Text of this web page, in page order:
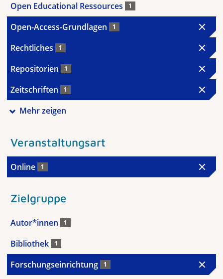
Open Educational Ressources 1
Open-Access-Grundlagen 1
Rechtliches 1
Repositorien 1
Zeitschriften 1
Mehr zeigen
Veranstaltungsart
Online 1
Zielgruppe
Autor*innen 1
Bibliothek 1
Forschungseinrichtung 1